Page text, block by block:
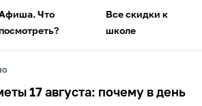
Что
Все скидки к
школе
17 августа: почему в день